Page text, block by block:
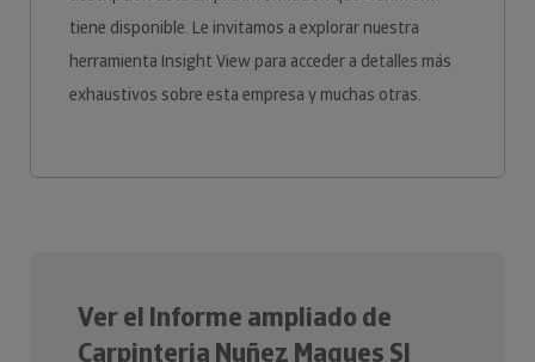
tiene disponible. Le invitamos a explorar nuestra
herramienta Insight View para acceder a detalles más
exhaustivos sobre esta empresa y muchas otras.
Ver el Informe ampliado de
Carpinteria Nuñez Maques Sl